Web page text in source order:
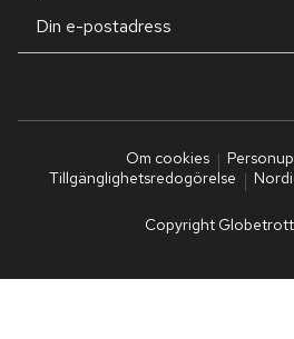
Om cookies
Tillgänglighetsredogörelse
Copyright